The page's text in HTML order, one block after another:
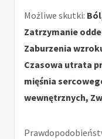
Możliwe skutki:
Zatrzymanie
Zaburzenia
Czasowa utrata
mięśnia
wewnętrznych,